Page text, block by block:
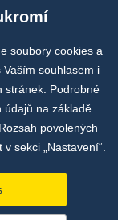
soubory cookies a
souhlasem i
stránek. Podrobné
údajů na základě
povolených
sekci „Nastavení“.